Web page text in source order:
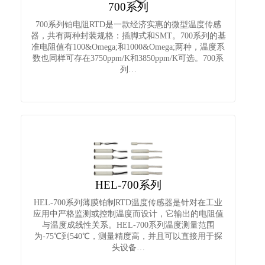
气体传感器
气体流量传感器
GPS模块
GPS全向天线
关于我们
700系列
700系列铂电阻RTD是一款经济实惠的微型温度传感
器，共有两种封装规格：插脚式和SMT。700系列的基
准电阻值有100&Omega;和1000&Omega;两种，温度系
数也同样可存在3750ppm/K和3850ppm/K可选。700系
列…
HEL-700系列
HEL-700系列薄膜铂制RTD温度传感器是针对在工业
应用中严格监测或控制温度而设计，它输出的电阻值
与温度成线性关系。HEL-700系列温度测量范围
为-75℃到540℃，测量精度高，并且可以直接用于探
头设备…